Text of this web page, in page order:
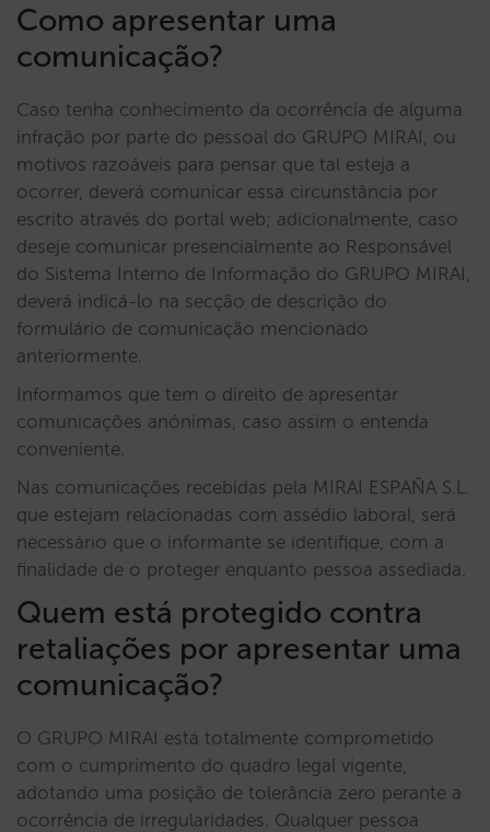
Como apresentar uma
comunicação?
Caso tenha conhecimento da ocorrência de alguma
infração por parte do pessoal do GRUPO MIRAI, ou
motivos razoáveis para pensar que tal esteja a
ocorrer, deverá comunicar essa circunstância por
escrito através do portal web; adicionalmente, caso
deseje comunicar presencialmente ao Responsável
do Sistema Interno de Informação do GRUPO MIRAI,
deverá indicá-lo na secção de descrição do
formulário de comunicação mencionado
anteriormente.
Informamos que tem o direito de apresentar
comunicações anónimas, caso assim o entenda
conveniente.
Nas comunicações recebidas pela MIRAI ESPAÑA S.L.
que estejam relacionadas com assédio laboral, será
necessário que o informante se identifique, com a
finalidade de o proteger enquanto pessoa assediada.
Quem está protegido contra
retaliações por apresentar uma
comunicação?
O GRUPO MIRAI está totalmente comprometido
com o cumprimento do quadro legal vigente,
adotando uma posição de tolerância zero perante a
ocorrência de irregularidades. Qualquer pessoa